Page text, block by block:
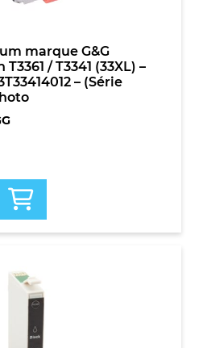
marque G&G
/ T3341 (33XL) –
– (Série